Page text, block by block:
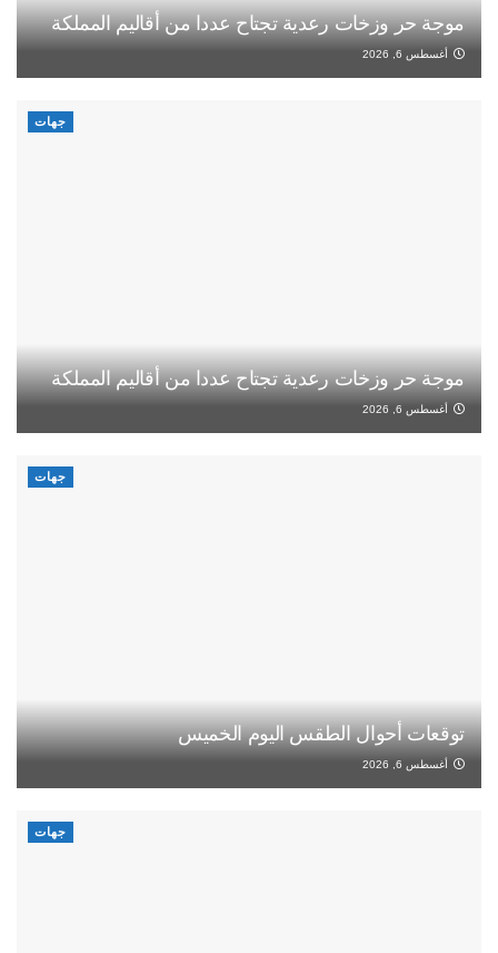
موجة حر وزخات رعدية تجتاح عددا من أقاليم المملكة
أغسطس 6, 2026
جهات
موجة حر وزخات رعدية تجتاح عددا من أقاليم المملكة
أغسطس 6, 2026
جهات
توقعات أحوال الطقس اليوم الخميس
أغسطس 6, 2026
جهات